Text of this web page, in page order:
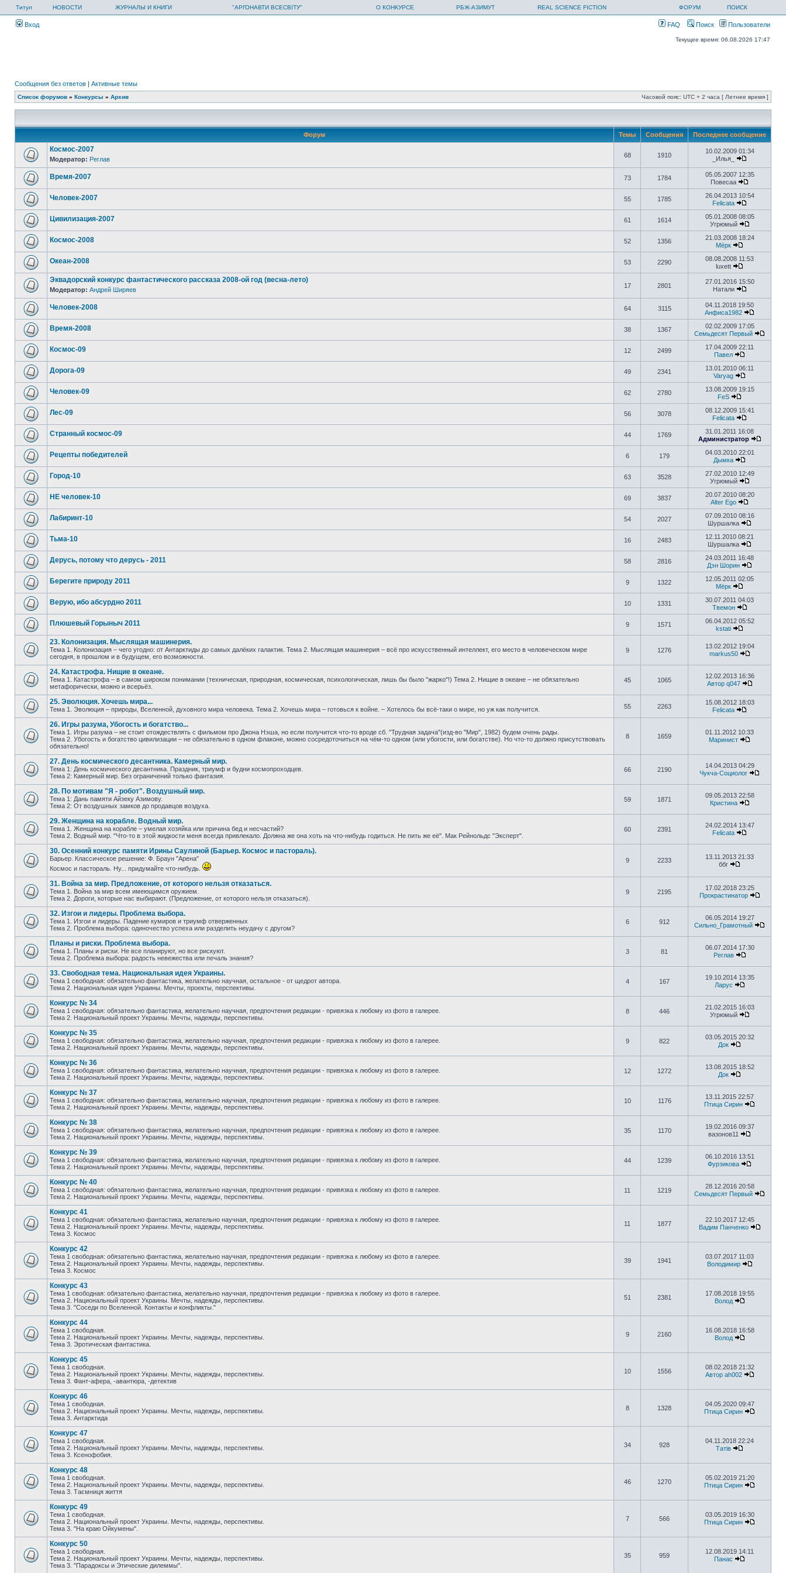
Титул НОВОСТИ ЖУРНАЛЫ И КНИГИ "АРГОНАВТИ ВСЕСВІТУ" О КОНКУРСЕ РБЖ-АЗИМУТ REAL SCIENCE FICTION ФОРУМ ПОИСК
Вход FAQ Поиск Пользователи
Текущее время: 06.08.2026 17:47
Сообщения без ответов | Активные темы
Список форумов » Конкурсы » Архив Часовой пояс: UTC + 2 часа [ Летнее время ]
Форум Темы Сообщения Последнее сообщение
Космос-2007
Модератор: Реглав
68 1910
10.02.2009 01:34
_Илья_
Время-2007 73 1784
05.05.2007 12:35
Повесаa
Человек-2007 55 1785
26.04.2013 10:54
Felicata
Цивилизация-2007 61 1614
05.01.2008 08:05
Угрюмый
Космос-2008 52 1356
21.03.2008 18:24
Мёрк
Океан-2008 53 2290
08.08.2008 11:53
luxett
Эквадорский конкурс фантастического рассказа 2008-ой год (весна-лето)
Модератор: Андрей Ширяев
17 2801
27.01.2016 15:50
Натали
Человек-2008 64 3115
04.11.2018 19:50
Анфиса1982
Время-2008 38 1367
02.02.2009 17:05
Семьдесят Первый
Космос-09 12 2499
17.04.2009 22:11
Павел
Дорога-09 49 2341
13.01.2010 06:11
Varyag
Человек-09 62 2780
13.08.2009 19:15
FeS
Лес-09 56 3078
08.12.2009 15:41
Felicata
Странный космос-09 44 1769
31.01.2011 16:08
Администратор
Рецепты победителей 6 179
04.03.2010 22:01
Дымка
Город-10 63 3528
27.02.2010 12:49
Угрюмый
НЕ человек-10 69 3837
20.07.2010 08:20
Alter Ego
Лабиринт-10 54 2027
07.09.2010 08:16
Шуршалка
Тьма-10 16 2483
12.11.2010 08:21
Шуршалка
Дерусь, потому что дерусь - 2011 58 2816
24.03.2011 16:48
Дэн Шорин
Берегите природу 2011 9 1322
12.05.2011 02:05
Мёрк
Верую, ибо абсурдно 2011 10 1331
30.07.2011 04:03
Твемон
Плюшевый Горыныч 2011 9 1571
06.04.2012 05:52
kstati
23. Колонизация. Мыслящая машинерия.
Тема 1. Колонизация – чего угодно: от Антарктиды до самых далёких галактик. Тема 2. Мыслящая машинерия – всё про искусственный интеллект, его место в человеческом мире
сегодня, в прошлом и в будущем, его возможности.
9 1276
13.02.2012 19:04
markus50
24. Катастрофа. Нищие в океане.
Тема 1. Катастрофа – в самом широком понимании (техническая, природная, космическая, психологическая, лишь бы было "жарко"!) Тема 2. Нищие в океане – не обязательно
метафорически, можно и всерьёз.
45 1065
12.02.2013 16:36
Автор q047
25. Эволюция. Хочешь мира...
Тема 1. Эволюция – природы, Вселенной, духовного мира человека. Тема 2. Хочешь мира – готовься к войне. – Хотелось бы всё-таки о мире, но уж как получится. 55 2263
15.08.2012 18:03
Felicata
26. Игры разума, Убогость и богатство...
Тема 1. Игры разума – не стоит отождествлять с фильмом про Джона Нэша, но если получится что-то вроде сб. "Трудная задача"(изд-во "Мир", 1982) будем очень рады.
Тема 2. Убогость и богатство цивилизации – не обязательно в одном флаконе, можно сосредоточиться на чём-то одном (или убогости, или богатстве). Но что-то должно присутствовать
обязательно!
8 1659
01.11.2012 10:33
Маринист
27. День космического десантника. Камерный мир.
Тема 1: День космического десантника. Праздник, триумф и будни космопроходцев.
Тема 2: Камерный мир. Без ограничений только фантазия.
66 2190
14.04.2013 04:29
Чукча-Социолог
28. По мотивам "Я - робот". Воздушный мир.
Тема 1: Дань памяти Айзеку Азимову.
Тема 2: От воздушных замков до продавцов воздуха.
59 1871
09.05.2013 22:58
Кристина
29. Женщина на корабле. Водный мир.
Тема 1. Женщина на корабле – умелая хозяйка или причина бед и несчастий?
Тема 2. Водный мир. "Что-то в этой жидкости меня всегдa привлекaло. Должнa же онa хоть нa что-нибудь годиться. Не пить же её". Мaк Рейнольдс "Эксперт".
60 2391
24.02.2014 13:47
Felicata
30. Осенний конкурс памяти Ирины Саулиной (Барьер. Космос и пастораль).
Барьер. Классическое решение: Ф. Браун "Арена"
Космос и пастораль. Ну... придумайте что-нибудь.
9 2233
13.11.2013 21:33
ббг
31. Война за мир. Предложение, от которого нельзя отказаться.
Тема 1. Война за мир всем имеющимся оружием.
Тема 2. Дороги, которые нас выбирают. (Предложение, от которого нельзя отказаться).
9 2195
17.02.2018 23:25
Прокрастинатор
32. Изгои и лидеры. Проблема выбора.
Тема 1. Изгои и лидеры. Падение кумиров и триумф отверженных
Тема 2. Проблема выбора: одиночество успеха или разделить неудачу с другом?
6 912
06.05.2014 19:27
Сильно_Грамотный
Планы и риски. Проблема выбора.
Тема 1. Планы и риски. Не все планируют, но все рискуют.
Тема 2. Проблема выбора: радость невежества или печаль знания?
3 81
06.07.2014 17:30
Реглав
33. Свободная тема. Национальная идея Украины.
Тема 1 свободная: обязательно фантастика, желательно научная, остальное - от щедрот автора.
Тема 2. Национальная идея Украины. Мечты, проекты, перспективы.
4 167
19.10.2014 13:35
Ларус
Конкурс № 34
Тема 1 свободная: обязательно фантастика, желательно научная, предпочтения редакции - привязка к любому из фото в галерее.
Тема 2. Национальный проект Украины. Мечты, надежды, перспективы.
8 446
21.02.2015 16:03
Угрюмый
Конкурс № 35
Тема 1 свободная: обязательно фантастика, желательно научная, предпочтения редакции - привязка к любому из фото в галерее.
Тема 2. Национальный проект Украины. Мечты, надежды, перспективы.
9 822
03.05.2015 20:32
Док
Конкурс № 36
Тема 1 свободная: обязательно фантастика, желательно научная, предпочтения редакции - привязка к любому из фото в галерее.
Тема 2. Национальный проект Украины. Мечты, надежды, перспективы.
12 1272
13.08.2015 18:52
Док
Конкурс № 37
Тема 1 свободная: обязательно фантастика, желательно научная, предпочтения редакции - привязка к любому из фото в галерее.
Тема 2. Национальный проект Украины. Мечты, надежды, перспективы.
10 1176
13.11.2015 22:57
Птица Сирин
Конкурс № 38
Тема 1 свободная: обязательно фантастика, желательно научная, предпочтения редакции - привязка к любому из фото в галерее.
Тема 2. Национальный проект Украины. Мечты, надежды, перспективы.
35 1170
19.02.2016 09:37
вазонов11
Конкурс № 39
Тема 1 свободная: обязательно фантастика, желательно научная, предпочтения редакции - привязка к любому из фото в галерее.
Тема 2. Национальный проект Украины. Мечты, надежды, перспективы.
44 1239
06.10.2016 13:51
Фурзикова
Конкурс № 40
Тема 1 свободная: обязательно фантастика, желательно научная, предпочтения редакции - привязка к любому из фото в галерее.
Тема 2. Национальный проект Украины. Мечты, надежды, перспективы.
11 1219
28.12.2016 20:58
Семьдесят Первый
Конкурс 41
Тема 1 свободная: обязательно фантастика, желательно научная, предпочтения редакции - привязка к любому из фото в галерее.
Тема 2. Национальный проект Украины. Мечты, надежды, перспективы.
Тема 3. Космос
11 1877
22.10.2017 12:45
Вадим Панченко
Конкурс 42
Тема 1 свободная: обязательно фантастика, желательно научная, предпочтения редакции - привязка к любому из фото в галерее.
Тема 2. Национальный проект Украины. Мечты, надежды, перспективы.
Тема 3. Космос
39 1941
03.07.2017 11:03
Володимир
Конкурс 43
Тема 1 свободная: обязательно фантастика, желательно научная, предпочтения редакции - привязка к любому из фото в галерее.
Тема 2. Национальный проект Украины. Мечты, надежды, перспективы.
Тема 3. "Соседи по Вселенной. Контакты и конфликты."
51 2381
17.08.2018 19:55
Волод
Конкурс 44
Тема 1 свободная.
Тема 2. Национальный проект Украины. Мечты, надежды, перспективы.
Тема 3. Эротическая фантастика.
9 2160
16.08.2018 16:58
Волод
Конкурс 45
Тема 1 свободная.
Тема 2. Национальный проект Украины. Мечты, надежды, перспективы.
Тема 3. Фант-афера, -авантюра, -детектив
10 1556
08.02.2018 21:32
Автор ah002
Конкурс 46
Тема 1 свободная.
Тема 2. Национальный проект Украины. Мечты, надежды, перспективы.
Тема 3. Антарктида
8 1328
04.05.2020 09:47
Птица Сирин
Конкурс 47
Тема 1 свободная.
Тема 2. Национальный проект Украины. Мечты, надежды, перспективы.
Тема 3. Ксенофобия.
34 928
04.11.2018 22:24
Татів
Конкурс 48
Тема 1 свободная.
Тема 2. Национальный проект Украины. Мечты, надежды, перспективы.
Тема 3. Таємниця життя
46 1270
05.02.2019 21:20
Птица Сирин
Конкурс 49
Тема 1 свободная.
Тема 2. Национальный проект Украины. Мечты, надежды, перспективы.
Тема 3. "На краю Ойкумены".
7 566
03.05.2019 16:30
Птица Сирин
Конкурс 50
Тема 1 свободная.
Тема 2. Национальный проект Украины. Мечты, надежды, перспективы.
Тема 3. "Парадоксы и Этические дилеммы".
35 959
12.08.2019 14:11
Панас